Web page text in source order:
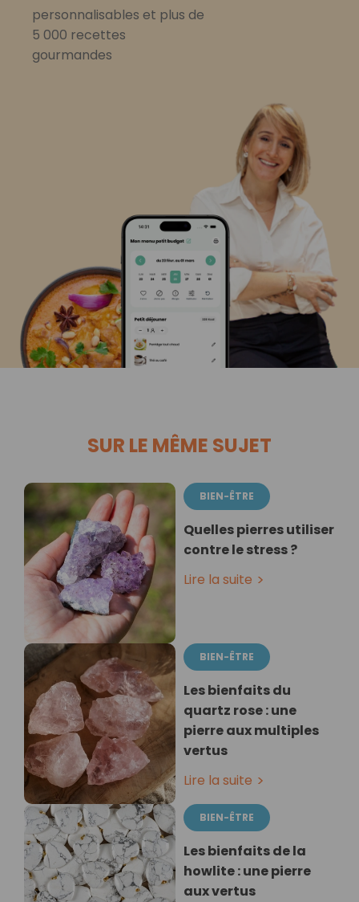
personnalisables et plus de
5 000 recettes
gourmandes
SUR LE MÊME SUJET
BIEN-ÊTRE
Quelles pierres utiliser
contre le stress ?
Lire la suite
BIEN-ÊTRE
Les bienfaits du
quartz rose : une
pierre aux multiples
vertus
Lire la suite
BIEN-ÊTRE
Les bienfaits de la
howlite : une pierre
aux vertus